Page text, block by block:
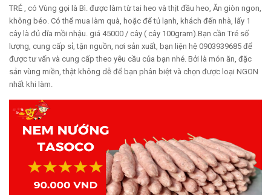
TRÉ , có Vùng gọi là Bì. được làm từ tai heo và thịt đầu heo, Ăn giòn ngon,
không béo. Có thể mua làm quà, hoặc để tủ lạnh, khách đến nhà, lấy 1
cây là đủ dĩa mồi nhậu. giá 45000 / cây ( cây 100gram).Bạn cần Tré số
lượng, cung cấp sỉ, tận nguồn, nơi sản xuất, bạn liện hệ 0903939685 để
được tư vấn và cung cấp theo yêu cầu của bạn nhé. Bởi là món ăn, đặc
sản vùng miền, thật không dễ để bạn phân biệt và chọn được loại NGON
nhất khi làm.